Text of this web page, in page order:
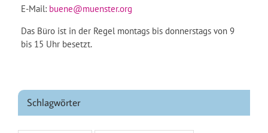
E-Mail: buene@muenster.org
Das Büro ist in der Regel montags bis donnerstags von 9
bis 15 Uhr besetzt.
Schlagwörter